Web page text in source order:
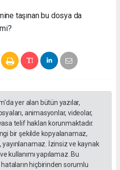
taşınan bu dosya da
yer alan bütün yazılar,
animasyonlar, videolar,
telif hakları korunmaktadır.
bir şekilde kopyalanamaz,
yayınlanamaz. İzinsiz ve kaynak
kullanımı yapılamaz. Bu
hiçbirinden sorumlu